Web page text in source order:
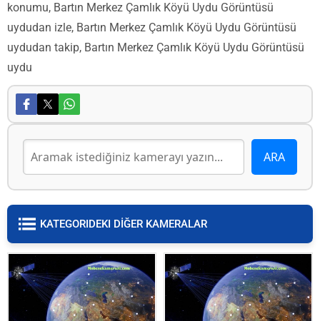
konumu, Bartın Merkez Çamlık Köyü Uydu Görüntüsü
uydudan izle, Bartın Merkez Çamlık Köyü Uydu Görüntüsü
uydudan takip, Bartın Merkez Çamlık Köyü Uydu Görüntüsü
uydu
KATEGORIDEKI DİĞER KAMERALAR